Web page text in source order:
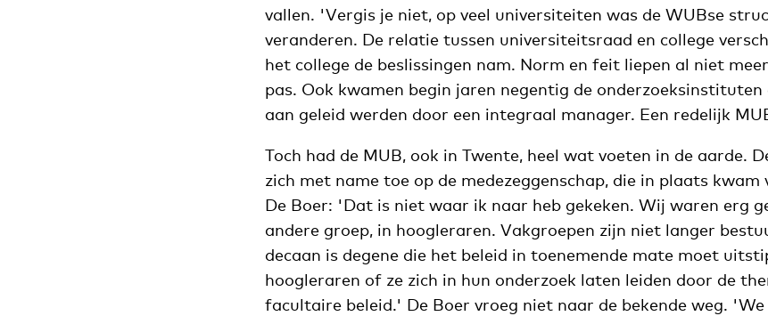
vallen. 'Vergis je niet, op veel universiteiten was de WUBse
veranderen. De relatie tussen universiteitsraad en college
het college de beslissingen nam. Norm en feit liepen al niet
pas. Ook kwamen begin jaren negentig de
aan geleid werden door een integraal manager. Een redelijk
Toch had de MUB, ook in Twente, heel wat voeten in de aarde.
zich met name toe op de medezeggenschap, die in plaats kwam
De Boer: 'Dat is niet waar ik naar heb gekeken. Wij waren erg
andere groep, in hoogleraren. Vakgroepen zijn niet langer
decaan is degene die het beleid in toenemende mate moet
hoogleraren of ze zich in hun onderzoek laten leiden door de
facultaire beleid.' De Boer vroeg niet naar de bekende weg.